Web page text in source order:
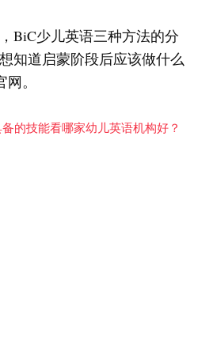
少儿英语三种方法的分
知道启蒙阶段后应该做什么
。
的技能看哪家幼儿英语机构好？